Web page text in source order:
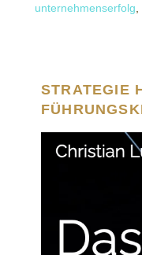
unternehmenserfolg
STRATEGIE